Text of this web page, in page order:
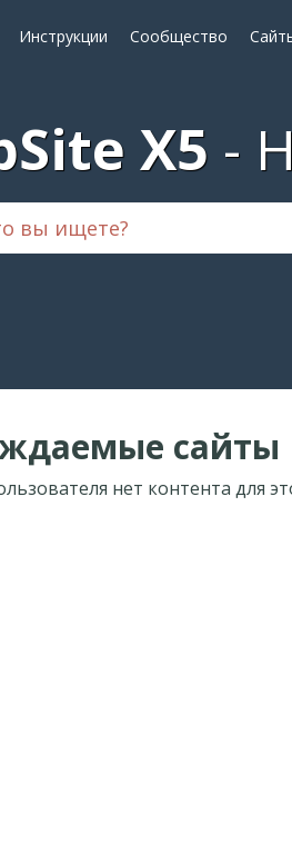
Инструкции Сообщество
X5
сайты
нет контента для